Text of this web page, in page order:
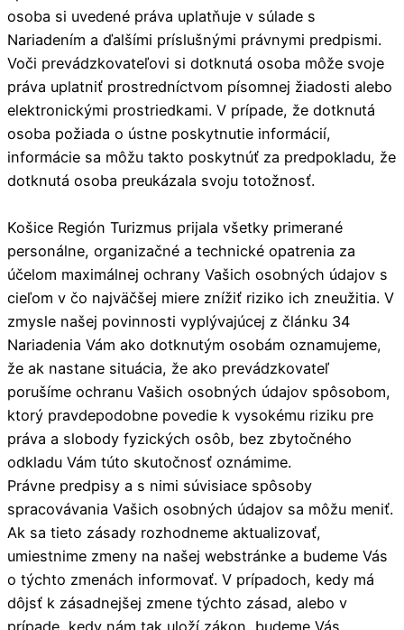
osoba si uvedené práva uplatňuje v súlade s
Nariadením a ďalšími príslušnými právnymi predpismi.
Voči prevádzkovateľovi si dotknutá osoba môže svoje
práva uplatniť prostredníctvom písomnej žiadosti alebo
elektronickými prostriedkami. V prípade, že dotknutá
osoba požiada o ústne poskytnutie informácií,
informácie sa môžu takto poskytnúť za predpokladu, že
dotknutá osoba preukázala svoju totožnosť.
Košice Región Turizmus prijala všetky primerané
personálne, organizačné a technické opatrenia za
účelom maximálnej ochrany Vašich osobných údajov s
cieľom v čo najväčšej miere znížiť riziko ich zneužitia. V
zmysle našej povinnosti vyplývajúcej z článku 34
Nariadenia Vám ako dotknutým osobám oznamujeme,
že ak nastane situácia, že ako prevádzkovateľ
porušíme ochranu Vašich osobných údajov spôsobom,
ktorý pravdepodobne povedie k vysokému riziku pre
práva a slobody fyzických osôb, bez zbytočného
odkladu Vám túto skutočnosť oznámime.
Právne predpisy a s nimi súvisiace spôsoby
spracovávania Vašich osobných údajov sa môžu meniť.
Ak sa tieto zásady rozhodneme aktualizovať,
umiestnime zmeny na našej webstránke a budeme Vás
o týchto zmenách informovať. V prípadoch, kedy má
dôjsť k zásadnejšej zmene týchto zásad, alebo v
prípade, kedy nám tak uloží zákon, budeme Vás